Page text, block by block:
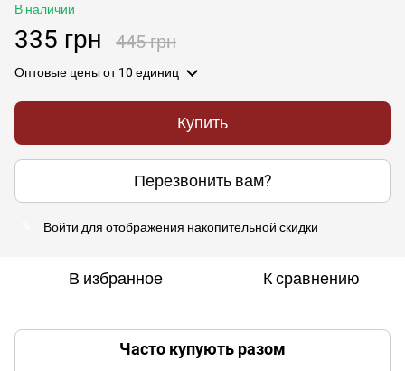
В наличии
335 грн 445 грн
Оптовые цены от 10 единиц
Купить
Перезвонить вам?
Войти для отображения накопительной скидки
В избранное К сравнению
Часто купують разом